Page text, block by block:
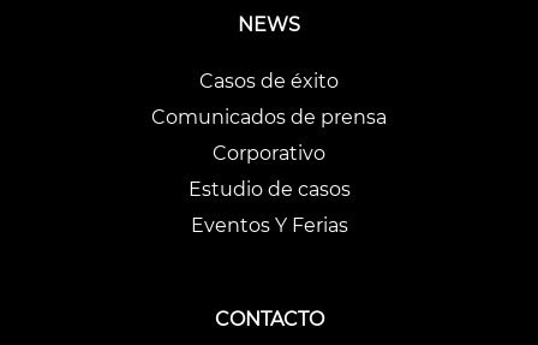
NEWS
Casos de éxito
Comunicados de prensa
Corporativo
Estudio de casos
Eventos Y Ferias
CONTACTO